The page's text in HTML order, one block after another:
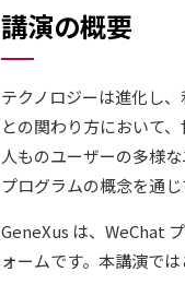
講演の概要
テクノロジーは進化し
との関わり方において
人ものユーザーの多様
プログラムの概念を通
GeneXus は、WeChat
ォームです。本講演で